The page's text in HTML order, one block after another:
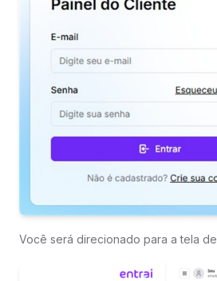
Você será direcionado para a tela de